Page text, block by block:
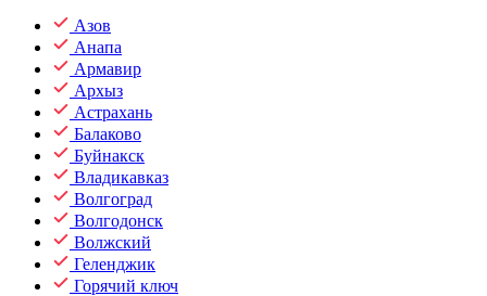
Азов
Анапа
Армавир
Архыз
Астрахань
Балаково
Буйнакск
Владикавказ
Волгоград
Волгодонск
Волжский
Геленджик
Горячий ключ